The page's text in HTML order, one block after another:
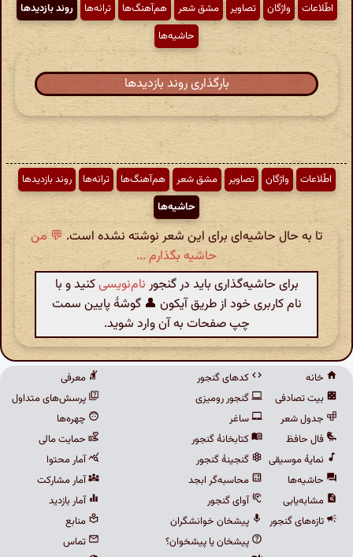
اطّلاعات واژگان تصاویر مشق شعر هم‌آهنگ‌ها ترانه‌ها
روند بازدیدها
حاشیه‌ها
بارگذاری روند بازدیدها
اطّلاعات واژگان تصاویر مشق شعر هم‌آهنگ‌ها ترانه‌ها
روند بازدیدها
حاشیه‌ها
تا به حال حاشیه‌ای برای این شعر نوشته نشده است.💬 من
حاشیه بگذارم ...
برای حاشیه‌گذاری باید در گنجور نام‌نویسیکنید و با
نام کاربری خود از طریق آیکون 👤 گوشهٔ پایین سمت
چپ صفحات به آن وارد شوید.
خانه
بیت تصادفی
جدول شعر
فال حافظ
نمایهٔ موسیقی
حاشیه‌ها
مشابه‌یابی
تازه‌های گنجور
کدهای گنجور
گنجور رومیزی
ساغر
کتابخانهٔ گنجور
گنجینهٔ گنجور
محاسبه‌گر ابجد
آوای گنجور
پیشخان خوانشگران
پیشخان یا پیشخوان؟
معرفی
پرسش‌های متداول
چهره‌ها
حمایت مالی
آمار محتوا
آمار مشارکت
آمار بازدید
منابع
تماس